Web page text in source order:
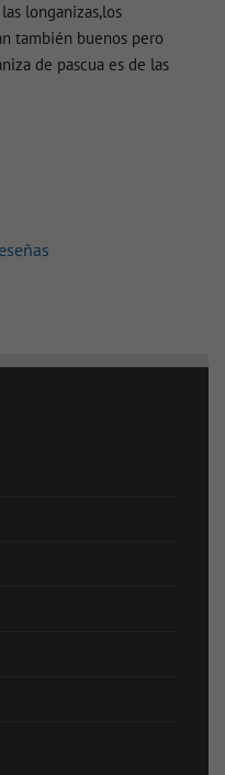
longanizas,los
también buenos pero
de pascua es de las